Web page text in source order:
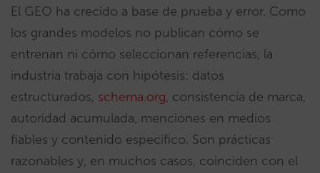
El GEO ha crecido a base de prueba y error. Como
los grandes modelos no publican cómo se
entrenan ni cómo seleccionan referencias, la
industria trabaja con hipótesis: datos
estructurados, schema.org, consistencia de marca,
autoridad acumulada, menciones en medios
fiables y contenido específico. Son prácticas
razonables y, en muchos casos, coinciden con el